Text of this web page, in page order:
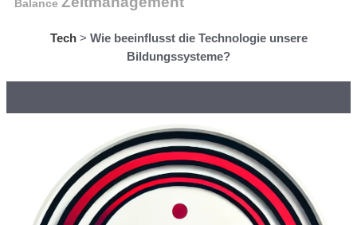
Balance
Tech> Wie beeinflusst die Technologie unsere
Bildungssysteme?